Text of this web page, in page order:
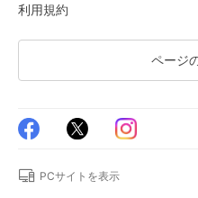
利用規約
ページ
PCサイトを表示